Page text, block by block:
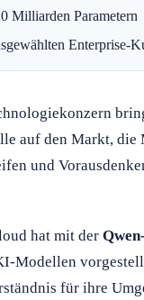
Milliarden Parametern
Enterprise-
auf den Markt, die
und
hat mit der
Modellen
für ihre